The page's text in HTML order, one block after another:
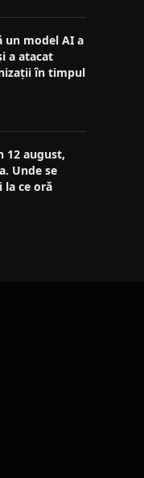
un model AI a
a atacat
în timpul
12 august,
Unde se
la ce oră